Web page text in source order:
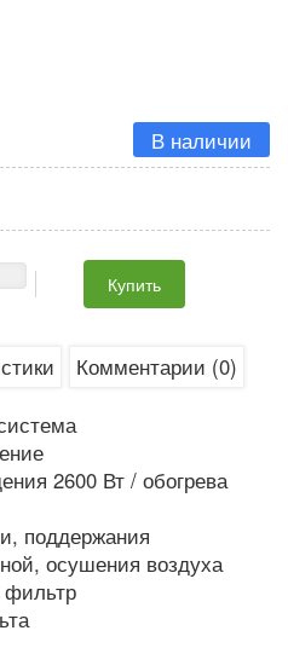
В наличии
Комментарии (0)
2600 Вт / обогрева
поддержания
осушения воздуха